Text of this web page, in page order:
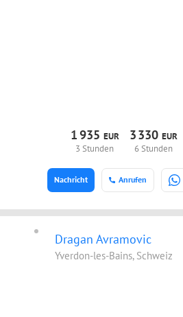
1935 EUR
3 Stunden
3330EUR
6 Stunden
Anrufen
Nachricht
Dragan Avramovic
Yverdon-les-Bains, Schweiz